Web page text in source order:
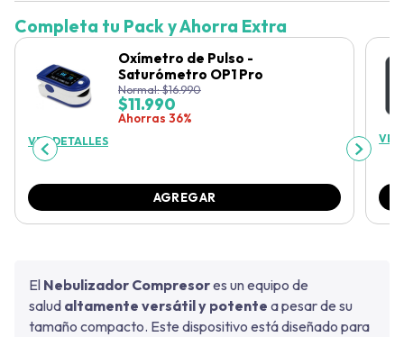
El Nebulizador Compresores un equipo de
salud altamente versátil y potente a pesar de su
tamaño compacto. Este dispositivo está diseñado para
Completa tu Pack y Ahorra Extra
Oxímetro de Pulso -
Saturómetro OP1 Pro
Normal:$16.990
$11.990
Ahorras 36%
VER DETALLES
AGREGAR
VER